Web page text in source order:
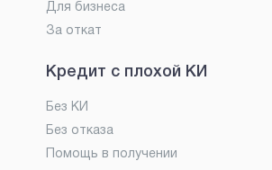
Для бизнеса
За откат
Кредит с плохой КИ
Без КИ
Без отказа
Помощь в получении